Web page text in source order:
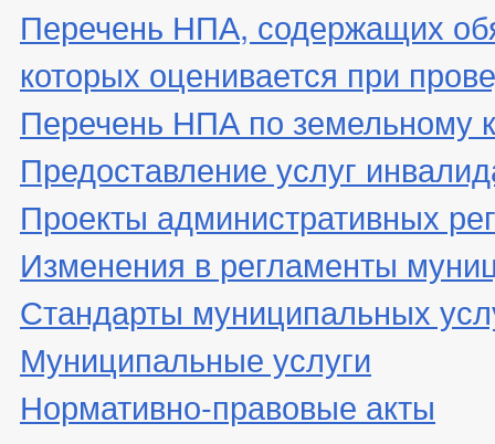
Перечень НПА, содержащих
которых оценивается при
Перечень НПА по земельному
Предоставление услуг
Проекты административных
Изменения в регламенты
Стандарты муниципальных
Муниципальные услуги
Нормативно-правовые акты